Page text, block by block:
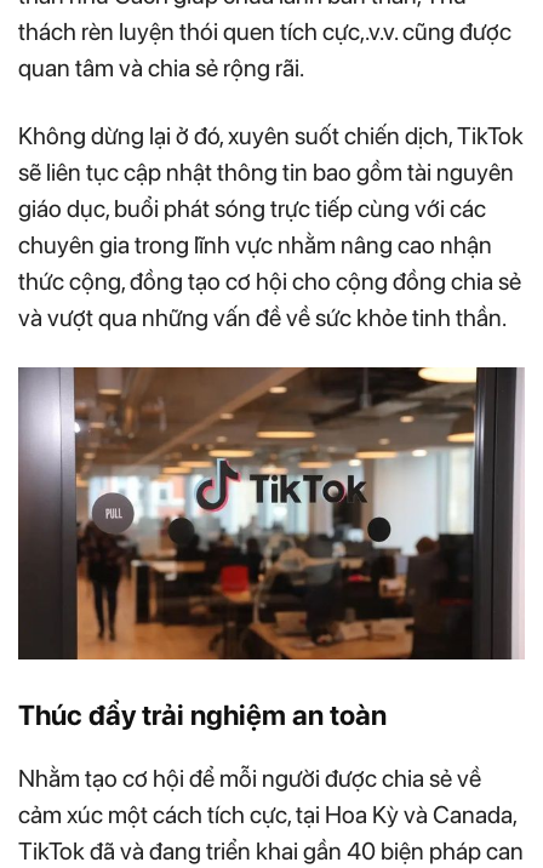
thách rèn luyện thói quen tích cực,.v.v. cũng được
quan tâm và chia sẻ rộng rãi.
Không dừng lại ở đó, xuyên suốt chiến dịch, TikTok
sẽ liên tục cập nhật thông tin bao gồm tài nguyên
giáo dục, buổi phát sóng trực tiếp cùng với các
chuyên gia trong lĩnh vực nhằm nâng cao nhận
thức cộng, đồng tạo cơ hội cho cộng đồng chia sẻ
và vượt qua những vấn đề về sức khỏe tinh thần.
Thúc đẩy trải nghiệm an toàn
Nhằm tạo cơ hội để mỗi người được chia sẻ về
cảm xúc một cách tích cực, tại Hoa Kỳ và Canada,
TikTok đã và đang triển khai gần 40 biện pháp can